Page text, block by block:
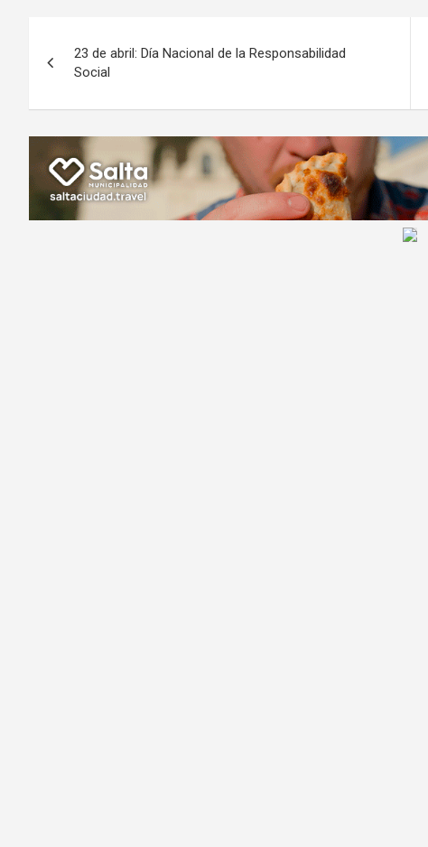
o
o
k
A
p
a
o
ail
g
de
entradas
23 de abril: Día Nacional de la Responsabilidad
Social